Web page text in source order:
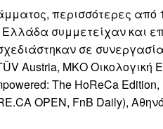
περισσότερες από
Ελλάδα συμμετείχαν και
σε
Austria, ΜΚΟ
The HoReCa
OPEN, FnB Daily),